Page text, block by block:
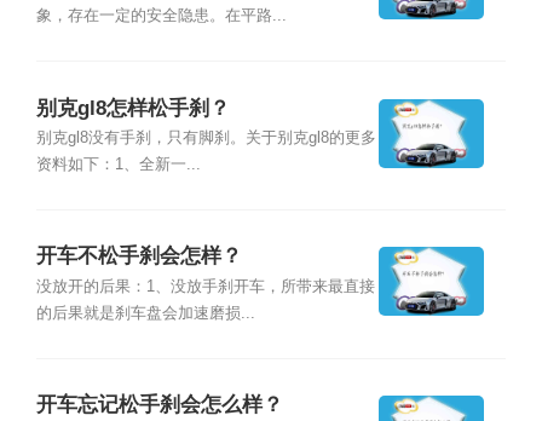
象，存在一定的安全隐患。在平路...
别克gl8怎样松手刹？
别克gl8没有手刹，只有脚刹。关于别克gl8的更多
资料如下：1、全新一...
开车不松手刹会怎样？
没放开的后果：1、没放手刹开车，所带来最直接
的后果就是刹车盘会加速磨损...
开车忘记松手刹会怎么样？